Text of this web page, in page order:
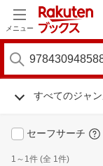
メニュー
すべてのジャ
セーフサーチ
1～1件 (全 1件)